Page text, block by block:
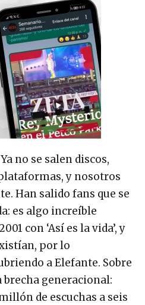
no se salen discos,
y nosotros
Han salido fans que se
es algo increíble
con ‘Así es la vida’, y
por lo
a Elefante. Sobre
brecha generacional:
de escuchas a seis